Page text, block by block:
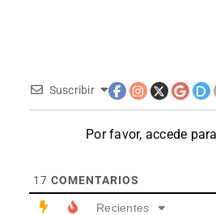
Suscribir
Por favor, accede
17 COMENTARIOS
Recientes